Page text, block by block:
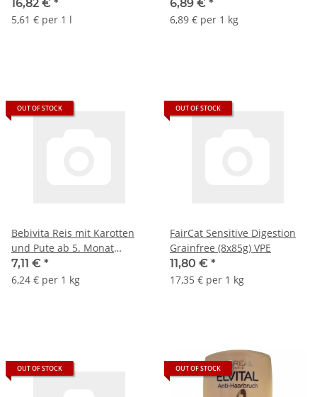
16,82 € *
5,61 € per 1 l
6,89 € *
6,89 € per 1 kg
OUT OF STOCK
Bebivita Reis mit Karotten
und Pute ab 5. Monat
(6x190g Packung)
7,11 € *
6,24 € per 1 kg
OUT OF STOCK
FairCat Sensitive Digestion
Grainfree (8x85g) VPE
11,80 € *
17,35 € per 1 kg
OUT OF STOCK OUT OF STOCK